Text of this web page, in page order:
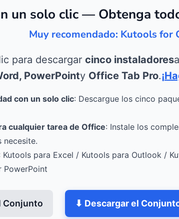
un solo clic — Obtenga
Muy recomendado: Kutools for
para descargar cinco instaladores
PowerPointy Office Tab Pro.
con un solo clic: Descargue los cinco
cualquier tarea de Office: Instale los
necesite.
Kutools para Excel / Kutools para Outlook /
PowerPoint
Conjunto ⬇ Descargar el